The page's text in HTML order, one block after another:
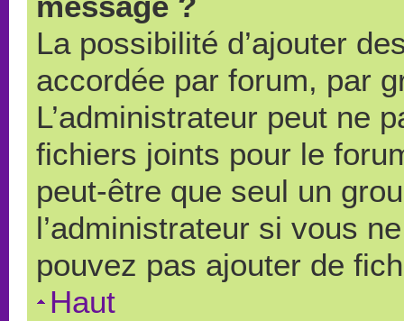
La possibilité d’ajouter
accordée par forum, par
L’administrateur peut ne
fichiers joints pour le
peut-être que seul un
l’administrateur si vous
pouvez pas ajouter de
Haut